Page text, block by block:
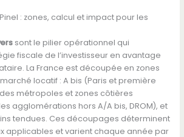
: zones, calcul et impact pour les
sont le pilier opérationnel qui
fiscale de l’investisseur en avantage
La France est découpée en zones
locatif : A bis (Paris et première
métropoles et zones côtières
agglomérations hors A/A bis, DROM), et
tendues. Ces découpages déterminent
applicables et varient chaque année par